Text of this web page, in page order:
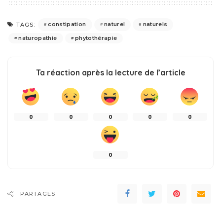
TAGS: constipation naturel
naturels
naturopathie
phytothérapie
Ta réaction après la lecture de l’article
0 0 0 0 0
0
PARTAGES